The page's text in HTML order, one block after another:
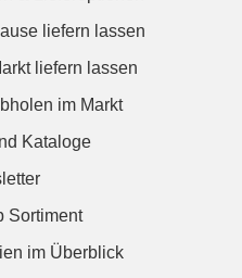
liefern lassen
liefern lassen
im Markt
Kataloge
Sortiment
im Überblick